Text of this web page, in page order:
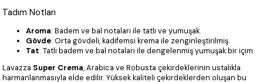
Tadım Notları
Aroma: Badem ve bal notaları ile tatlı ve yumuşak.
Gövde: Orta gövdeli, kadifemsi krema ile zenginleştirilmiş.
Tat: Tatlı badem ve bal notaları ile dengelenmiş yumuşak bir içim.
Lavazza Super Crema, Arabica ve Robusta çekirdeklerinin ustalıkla
harmanlanmasıyla elde edilir. Yüksek kaliteli çekirdeklerden oluşan bu